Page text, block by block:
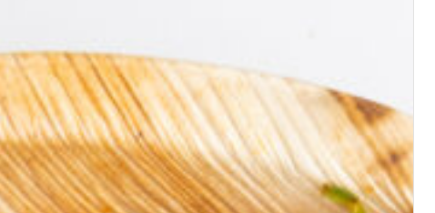
vegetarisch Fleisch Allergene
hervorheben
CATERING PLATTEN